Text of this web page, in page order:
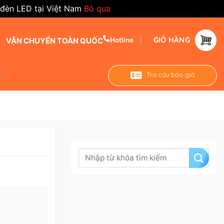
LED tại Việt Nam Bỏ qua
VẬN CHUYỂN TOÀN QUỐC Hotline GIỎ HÀNG
Tra cứu báo giá